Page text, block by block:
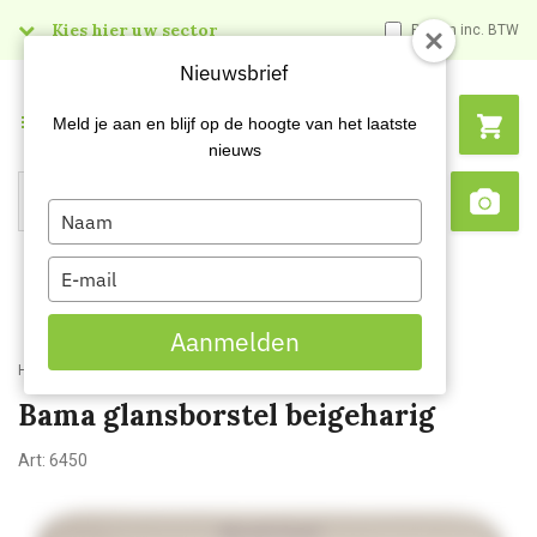
Kies hier uw sector Prijzen inc. BTW
Search
Menu
Home Bama glansborstel beigeharig
Bama glansborstel beigeharig
Art: 6450
Nieuwsbrief
Meld je aan en blijf op de hoogte van het laatste
nieuws
Type
your
name
Type
your
email
Aanmelden